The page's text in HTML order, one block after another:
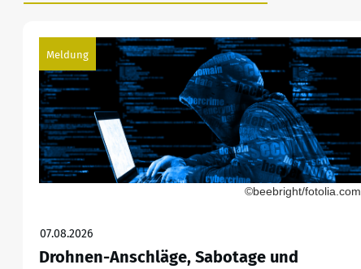
Meldung
©beebright/fotolia.com
07.08.2026
Drohnen-Anschläge, Sabotage und